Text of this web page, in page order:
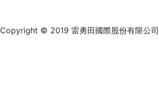
Copyright © 2019 雷勇田國際股份有限公司